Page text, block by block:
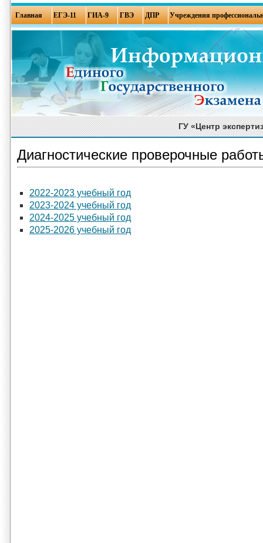
Главная ЕГЭ-11 ГИА-9 ГВЭ ДПР Учреждения
ГУ «Центр
Диагностические проверочные
2022-2023 учебный год
2023-2024 учебный год
2024-2025 учебный год
2025-2026 учебный год